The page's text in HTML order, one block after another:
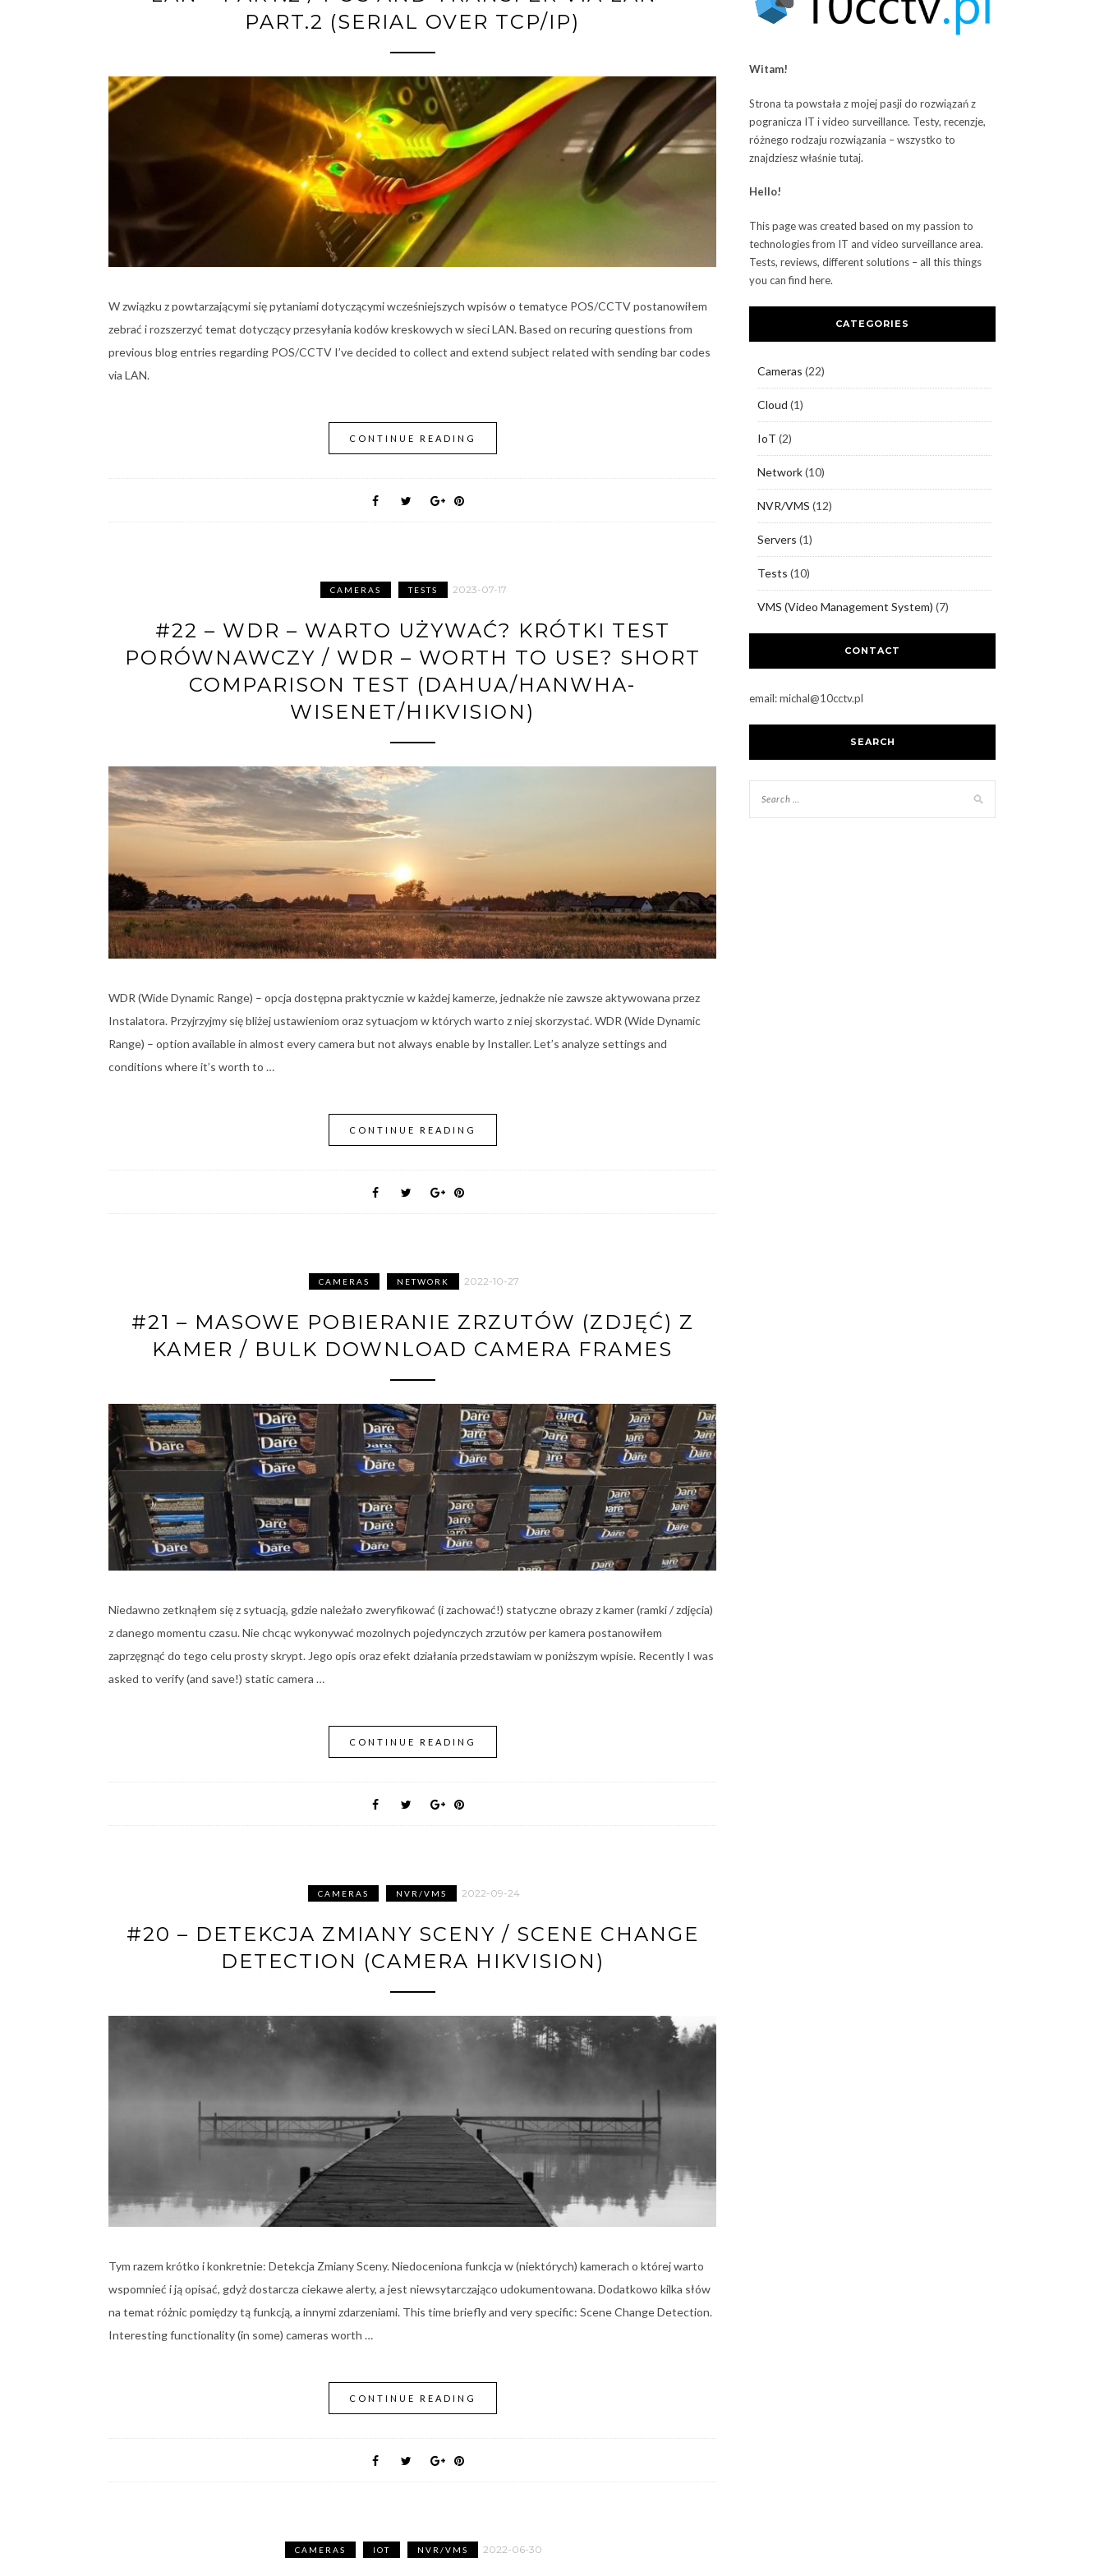
PART.2 (SERIAL OVER TCP/IP)
W związku z powtarzającymi się pytaniami dotyczącymi wcześniejszych wpisów o tematyce POS/CCTV postanowiłem
zebrać i rozszerzyć temat dotyczący przesyłania kodów kreskowych w sieci LAN. Based on recuring questions from
previous blog entries regarding POS/CCTV I’ve decided to collect and extend subject related with sending bar codes
via LAN.
CONTINUE READING
CAMERAS TESTS 2023-07-17
#22 – WDR – WARTO UŻYWAĆ? KRÓTKI TEST
PORÓWNAWCZY / WDR – WORTH TO USE? SHORT
COMPARISON TEST (DAHUA/HANWHA-
WISENET/HIKVISION)
WDR (Wide Dynamic Range) – opcja dostępna praktycznie w każdej kamerze, jednakże nie zawsze aktywowana przez
Instalatora. Przyjrzyjmy się bliżej ustawieniom oraz sytuacjom w których warto z niej skorzystać. WDR (Wide Dynamic
Range) – option available in almost every camera but not always enable by Installer. Let’s analyze settings and
conditions where it’s worth to …
CONTINUE READING
CAMERAS NETWORK 2022-10-27
#21 – MASOWE POBIERANIE ZRZUTÓW (ZDJĘĆ) Z
KAMER / BULK DOWNLOAD CAMERA FRAMES
Niedawno zetknąłem się z sytuacją, gdzie należało zweryfikować (i zachować!) statyczne obrazy z kamer (ramki / zdjęcia)
z danego momentu czasu. Nie chcąc wykonywać mozolnych pojedynczych zrzutów per kamera postanowiłem
zaprzęgnąć do tego celu prosty skrypt. Jego opis oraz efekt działania przedstawiam w poniższym wpisie. Recently I was
asked to verify (and save!) static camera …
CONTINUE READING
CAMERAS NVR/VMS 2022-09-24
#20 – DETEKCJA ZMIANY SCENY / SCENE CHANGE
DETECTION (CAMERA HIKVISION)
Tym razem krótko i konkretnie: Detekcja Zmiany Sceny. Niedoceniona funkcja w (niektórych) kamerach o której warto
wspomnieć i ją opisać, gdyż dostarcza ciekawe alerty, a jest niewsytarczająco udokumentowana. Dodatkowo kilka słów
na temat różnic pomiędzy tą funkcją, a innymi zdarzeniami. This time briefly and very specific: Scene Change Detection.
Interesting functionality (in some) cameras worth …
CONTINUE READING
CAMERAS IOT NVR/VMS 2022-06-30
Witam!
Strona ta powstała z mojej pasji do rozwiązań z
pogranicza IT i video surveillance. Testy, recenzje,
różnego rodzaju rozwiązania – wszystko to
znajdziesz właśnie tutaj.
Hello!
This page was created based on my passion to
technologies from IT and video surveillance area.
Tests, reviews, different solutions – all this things
you can find here.
CATEGORIES
Cameras (22)
Cloud (1)
IoT (2)
Network(10)
NVR/VMS (12)
Servers (1)
Tests (10)
VMS (Video Management System) (7)
CONTACT
email: michal@10cctv.pl
SEARCH